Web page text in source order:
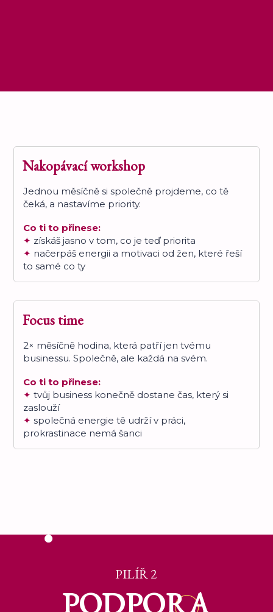
Nakopávací workshop
Jednou měsíčně si společně projdeme, co tě
čeká, a nastavíme priority.
Co ti to přinese:
✦ získáš jasno v tom, co je teď priorita
✦ načerpáš energii a motivaci od žen, které řeší
to samé co ty
Focus time
2× měsíčně hodina, která patří jen tvému
businessu. Společně, ale každá na svém.
Co ti to přinese:
✦tvůj business konečně dostane čas, který si
zaslouží
✦společná energie tě udrží v práci,
prokrastinace nemá šanci
PILÍŘ 2
PODPORA